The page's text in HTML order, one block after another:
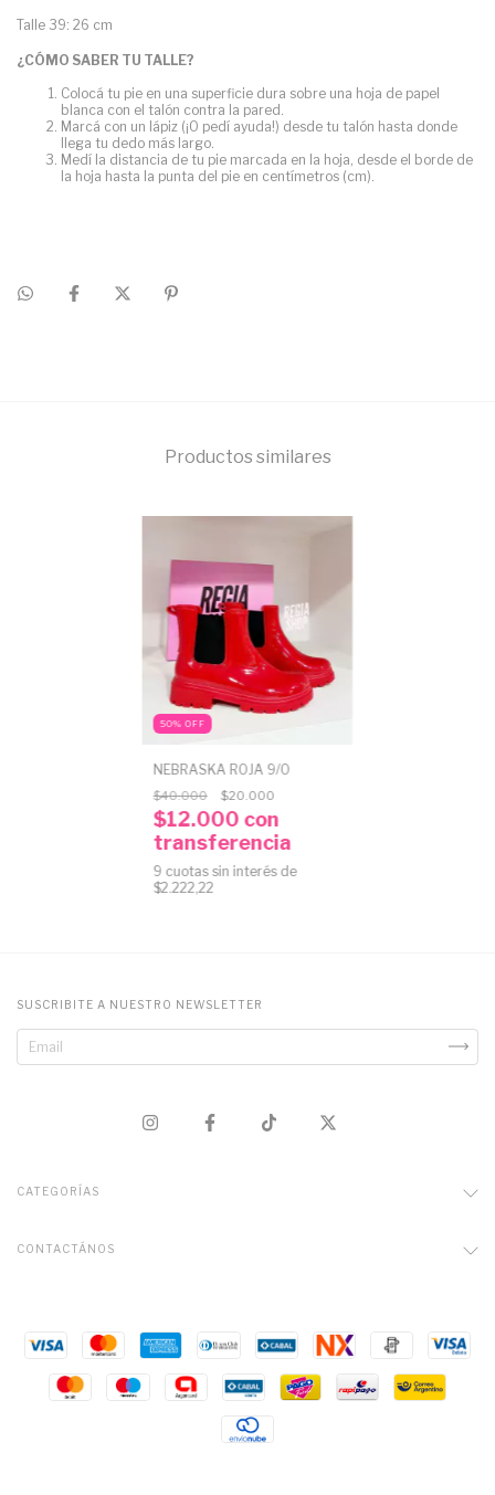
Talle 39: 26 cm
¿CÓMO SABER TU TALLE?
Colocá tu pie en una superficie dura sobre una hoja de papel
blanca con el talón contra la pared.
Marcá con un lápiz (¡O pedí ayuda!) desde tu talón hasta donde
llega tu dedo más largo.
Medí la distancia de tu pie marcada en la hoja, desde el borde de
la hoja hasta la punta del pie en centímetros (cm).
Productos similares
50%OFF
NEBRASKA ROJA 9/0
$40.000 $20.000
$12.000 con
transferencia
9 cuotas sin interés de
$2.222,22
SUSCRIBITE A NUESTRO NEWSLETTER
CATEGORÍAS
CONTACTÁNOS